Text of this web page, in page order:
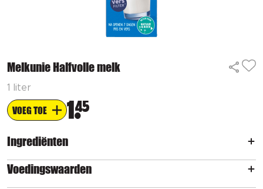
Melkunie Halfvolle melk
1 liter
VOEG TOE 1 45
Ingrediënten
Voedingswaarden